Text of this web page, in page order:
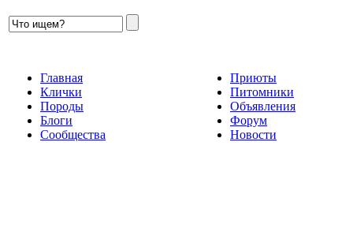
Главная
Клички
Породы
Блоги
Сообщества
Приюты
Питомники
Объявления
Форум
Новости